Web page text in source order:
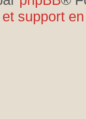
support